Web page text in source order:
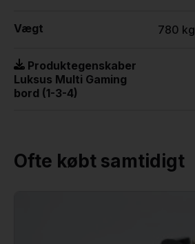
Vægt 780 kg
Produktegenskaber
Luksus Multi Gaming
bord (1-3-4)
Ofte købt samtidigt